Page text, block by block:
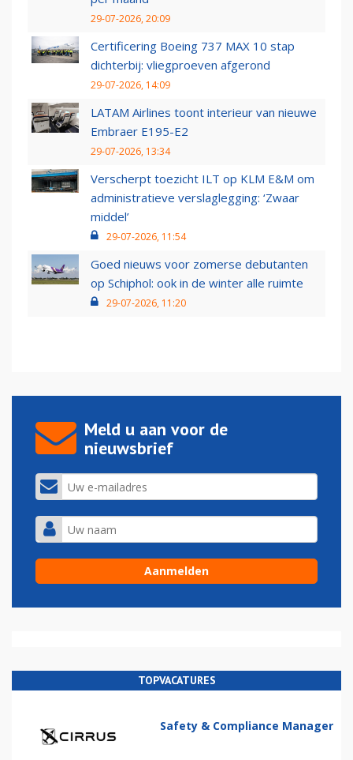
29-07-2026, 20:09
Certificering Boeing 737 MAX 10 stap
dichterbij: vliegproeven afgerond
29-07-2026, 14:09
LATAM Airlines toont interieur van nieuwe
Embraer E195-E2
29-07-2026, 13:34
Verscherpt toezicht ILT op KLM E&M om
administratieve verslaglegging: ‘Zwaar
middel’
29-07-2026, 11:54
Goed nieuws voor zomerse debutanten
op Schiphol: ook in de winter alle ruimte
29-07-2026, 11:20
Meld u aan voor de
nieuwsbrief
TOPVACATURES
Safety & Compliance Manager